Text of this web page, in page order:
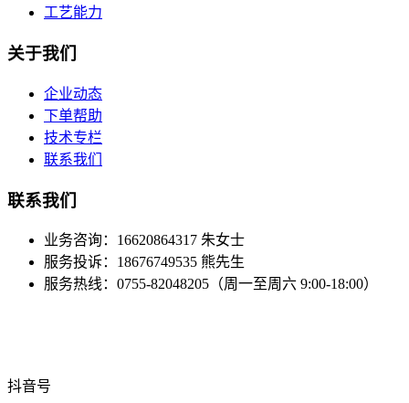
工艺能力
关于我们
企业动态
下单帮助
技术专栏
联系我们
联系我们
业务咨询：16620864317 朱女士
服务投诉：18676749535 熊先生
服务热线：0755-82048205（周一至周六 9:00-18:00）
抖音号